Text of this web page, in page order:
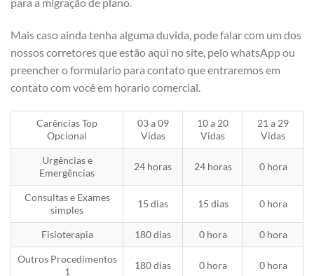
Mais caso ainda tenha alguma duvida, pode falar com um dos
nossos corretores que estão aqui no site, pelo whatsApp ou
preencher o formulario para contato que entraremos em
contato com você em horario comercial.
Carências Top
Opcional
03 a 09
Vidas
10 a 20
Vidas
21 a 29
Vidas
Urgências e
Emergências
24 horas 24 horas 0 hora
Consultas e Exames
simples
15 dias 15 dias 0 hora
Fisioterapia 180 dias 0 hora 0 hora
Outros Procedimentos
1
180 dias 0 hora 0 hora